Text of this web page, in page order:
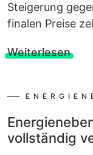
Steigerung
finalen Preise
Weiterlesen
vollständig